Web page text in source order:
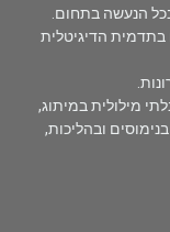
הנעשה בתחום.
בתדמית הדיגיטלית
מילולית במיתוג,
ובהליכות,